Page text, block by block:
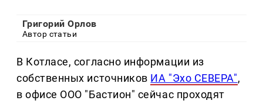
Григорий Орлов
Автор статьи
В Котласе, согласно информации из
собственных источников ИА "Эхо СЕВЕРА",
в офисе ООО "Бастион" сейчас проходят